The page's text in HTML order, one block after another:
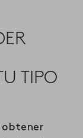
TIPO
obtener